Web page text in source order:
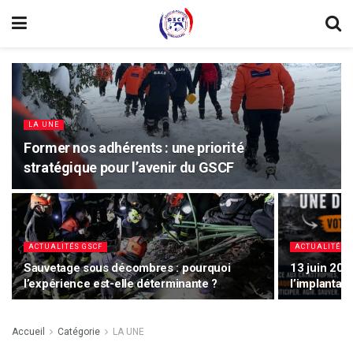
LA UNE
Former nos adhérents : une priorité
stratégique pour l’avenir du GSCF
ACTUALITÉS GSCF
Sauvetage sous décombres : pourquoi
l’expérience est-elle déterminante ?
ACTUALITÉS
13 juin
Accueil Catégorie LA UNE